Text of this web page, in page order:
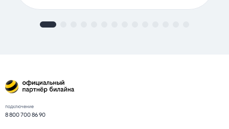
подключение
8 800 700 86 90